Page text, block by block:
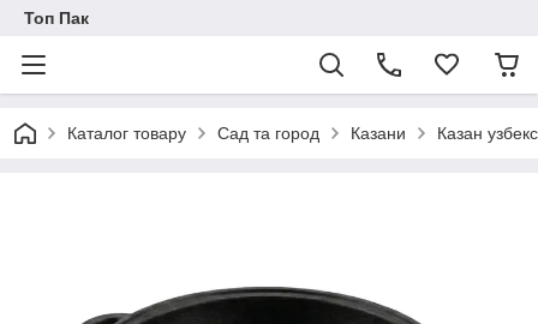
Топ Пак
Каталог товару Сад та город Казани Казан